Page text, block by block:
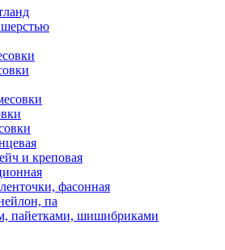
и креповая
фасонная
па
пайетками, шишибриками